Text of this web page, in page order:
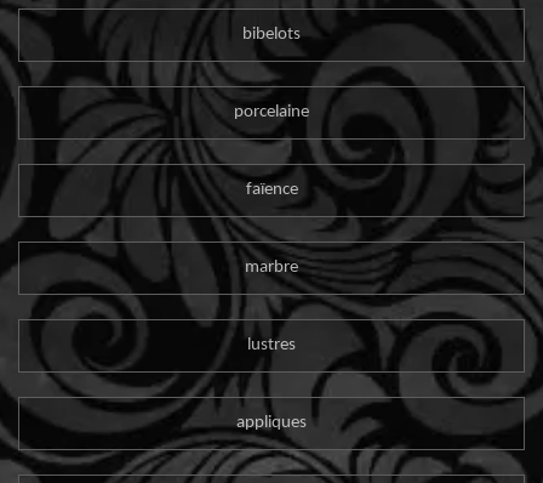
bibelots
porcelaine
faïence
marbre
lustres
appliques